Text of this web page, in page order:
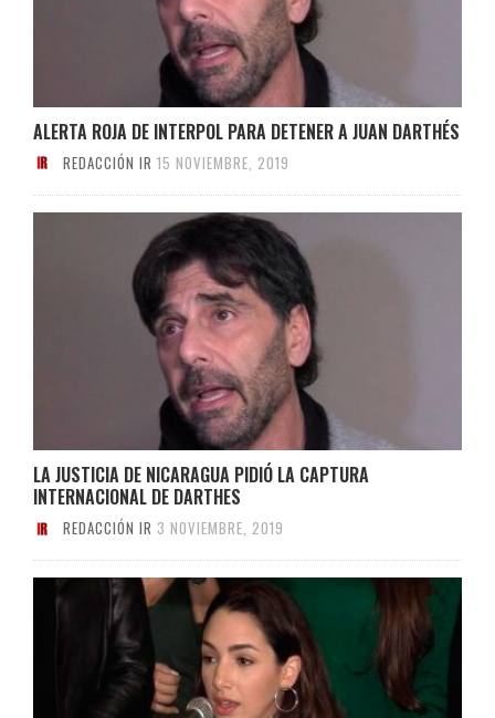
ALERTA ROJA DE INTERPOL PARA DETENER A JUAN DARTHÉS
REDACCIÓN IR 15 NOVIEMBRE, 2019
LA JUSTICIA DE NICARAGUA PIDIÓ LA CAPTURA
INTERNACIONAL DE DARTHES
REDACCIÓN IR 3 NOVIEMBRE, 2019